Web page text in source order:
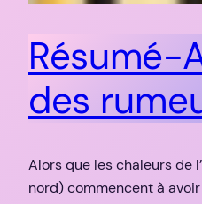
Résumé-
des
Alors que les chaleurs de
nord) commencent à